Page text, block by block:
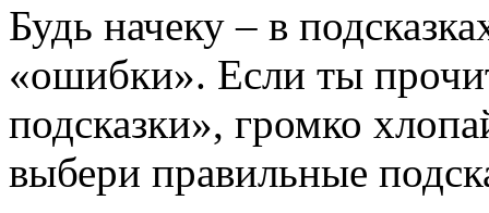
Будь начеку – в
«ошибки». Если ты
подсказки», громко
выбери правильные